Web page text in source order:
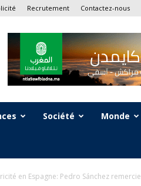
Recrutement Contactez-nous
Société Monde
en Espagne: Pedro Sánchez